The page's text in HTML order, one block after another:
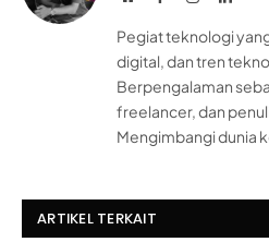
Pegiat teknologi
digital, dan tren
Berpengalaman
freelancer, dan
Mengimbangi dunia
ARTIKEL TERKAIT